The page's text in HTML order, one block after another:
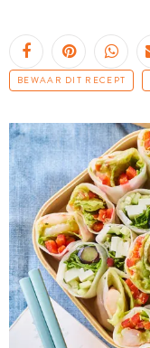
BEWAAR DIT RECEPT